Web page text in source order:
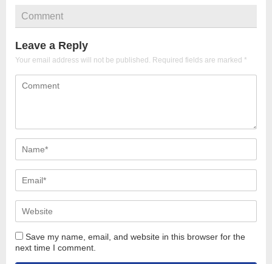
Comment
Leave a Reply
Your email address will not be published. Required fields are marked *
Save my name, email, and website in this browser for the
next time I comment.